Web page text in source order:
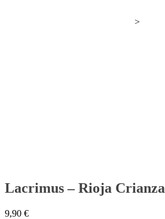
>
Lacrimus – Rioja Crianza
9,90 €